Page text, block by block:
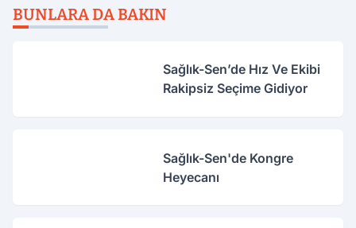
BUNLARA DA BAKIN
Sağlık-Sen’de Hız Ve Ekibi
Rakipsiz Seçime Gidiyor
Sağlık-Sen'de Kongre
Heyecanı